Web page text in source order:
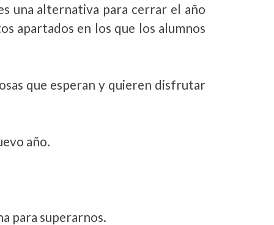
una alternativa para cerrar el año
apartados en los que los alumnos
que esperan y quieren disfrutar
año.
para superarnos.